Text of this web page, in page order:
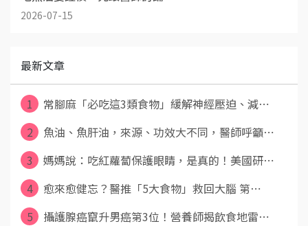
2026-07-15
最新文章
1
常腳麻「必吃這3類食物」緩解神經壓迫、減⋯
2
魚油、魚肝油，來源、功效大不同，醫師呼籲⋯
3
媽媽說：吃紅蘿蔔保護眼睛，是真的！美國研⋯
4
愈來愈健忘？醫推「5大食物」救回大腦 第⋯
5
攝護腺癌竄升男癌第3位！營養師揭飲食地雷⋯